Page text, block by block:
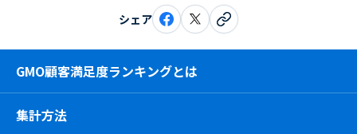
シェア
GMO顧客満足度ランキングとは
集計方法